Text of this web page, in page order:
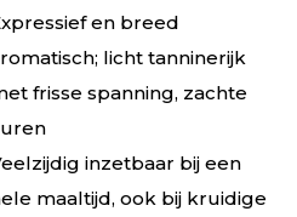
en breed
licht tanninerijk
frisse spanning, zachte
inzetbaar bij een
maaltijd, ook bij kruidige